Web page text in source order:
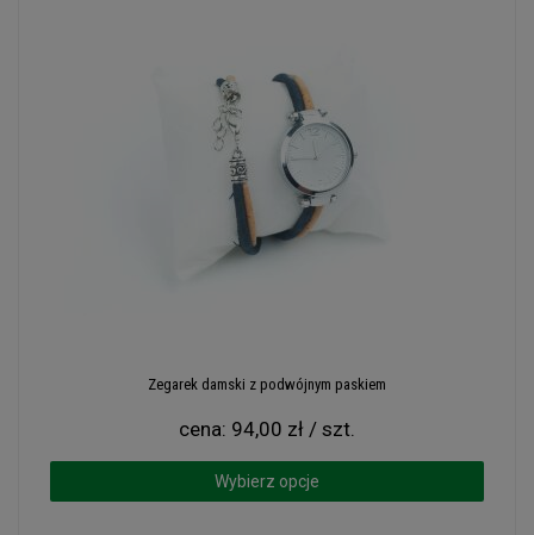
Zegarek damski z podwójnym paskiem
cena: 94,00 zł / szt.
Wybierz opcje